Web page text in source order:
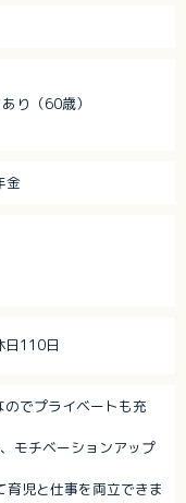
り（60歳）
金
日110日
でプライベートも充
モチベーションアップ
育児と仕事を両立できま